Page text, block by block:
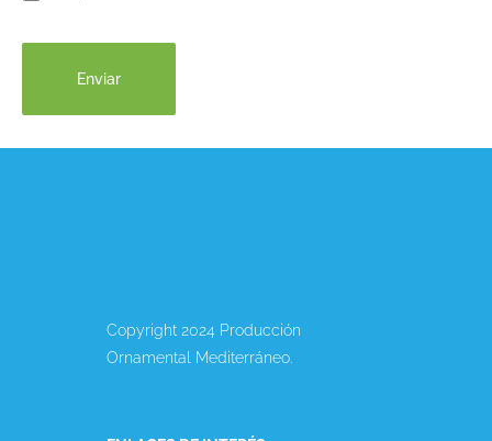
Copyright 2024 Producción
Ornamental Mediterráneo.